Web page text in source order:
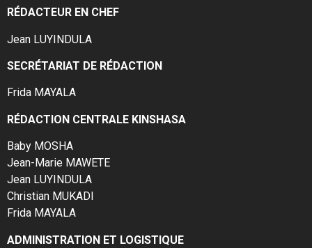
RÉDACTEUR EN CHEF
Jean LUYINDULA
SECRÉTARIAT DE RÉDACTION
Frida MAYALA
RÉDACTION CENTRALE KINSHASA
Baby MOSHA
Jean-Marie MAWETE
Jean LUYINDULA
Christian MUKADI
Frida MAYALA
ADMINISTRATION ET LOGISTIQUE